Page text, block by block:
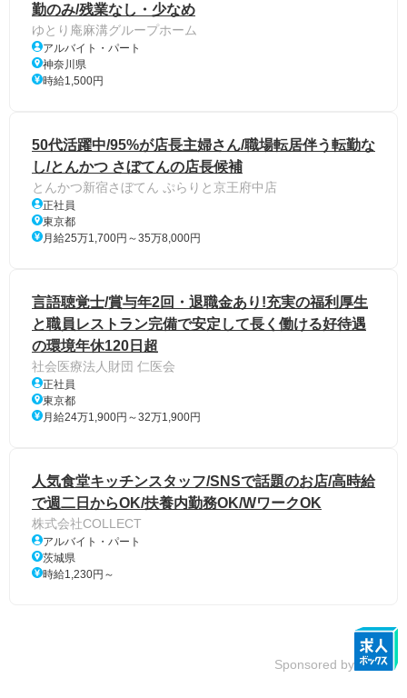
勤のみ/残業なし・少なめ
ゆとり庵麻溝グループホーム
アルバイト・パート
神奈川県
時給1,500円
50代活躍中/95%が店長主婦さん/職場転居伴う転勤な
し/とんかつ さぼてんの店長候補
とんかつ新宿さぼてん ぷらりと京王府中店
正社員
東京都
月給25万1,700円～35万8,000円
言語聴覚士/賞与年2回・退職金あり!充実の福利厚生
と職員レストラン完備で安定して長く働ける好待遇
の環境年休120日超
社会医療法人財団 仁医会
正社員
東京都
月給24万1,900円～32万1,900円
人気食堂キッチンスタッフ/SNSで話題のお店/高時給
で週二日からOK/扶養内勤務OK/WワークOK
株式会社COLLECT
アルバイト・パート
茨城県
時給1,230円～
Sponsored by